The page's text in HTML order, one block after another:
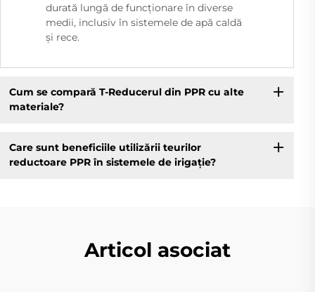
durată lungă de funcționare în diverse
medii, inclusiv în sistemele de apă caldă
și rece.
Cum se compară T-Reducerul din PPR cu alte
materiale?
Care sunt beneficiile utilizării teurilor
reductoare PPR în sistemele de irigație?
Articol asociat